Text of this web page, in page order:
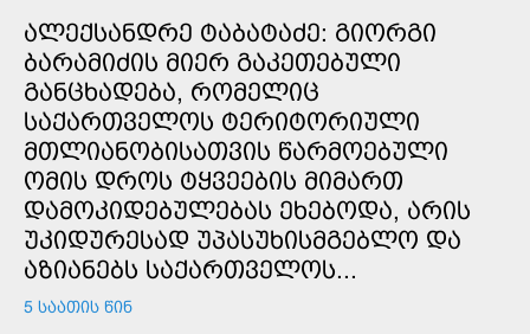
ᲐᲚᲔᲥᲡᲐᲜᲓᲠᲔ ᲢᲐᲑᲐᲢᲐᲫᲔ: ᲒᲘᲝᲠᲒᲘ
ᲑᲐᲠᲐᲛᲘᲫᲘᲡ ᲛᲘᲔᲠ ᲒᲐᲙᲔᲗᲔᲑᲣᲚᲘ
ᲒᲐᲜᲪᲮᲐᲓᲔᲑᲐ, ᲠᲝᲛᲔᲚᲘᲪ
ᲡᲐᲥᲐᲠᲗᲕᲔᲚᲝᲡ ᲢᲔᲠᲘᲢᲝᲠᲘᲣᲚᲘ
ᲛᲗᲚᲘᲐᲜᲝᲑᲘᲡᲐᲗᲕᲘᲡ ᲬᲐᲠᲛᲝᲔᲑᲣᲚᲘ
ᲝᲛᲘᲡ ᲓᲠᲝᲡ ᲢᲧᲕᲔᲔᲑᲘᲡ ᲛᲘᲛᲐᲠᲗ
ᲓᲐᲛᲝᲙᲘᲓᲔᲑᲣᲚᲔᲑᲐᲡ ᲔᲮᲔᲑᲝᲓᲐ, ᲐᲠᲘᲡ
ᲣᲙᲘᲓᲣᲠᲔᲡᲐᲓ ᲣᲞᲐᲡᲣᲮᲘᲡᲛᲒᲔᲑᲚᲝ ᲓᲐ
ᲐᲖᲘᲐᲜᲔᲑᲡ ᲡᲐᲥᲐᲠᲗᲕᲔᲚᲝᲡ...
5 ᲡᲐᲐᲗᲘᲡ ᲬᲘᲜ